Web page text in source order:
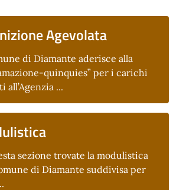
Agevolata
di Diamante aderisce alla
quinquies” per i carichi
all’Agenzia ...
sezione trovate la modulistica
di Diamante suddivisa per